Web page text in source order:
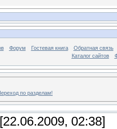
Форум Гостевая книга
Обратная связь
Каталог сайтов
по разделам!
[22.06.2009, 02:38]